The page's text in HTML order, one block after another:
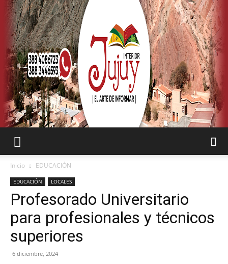
INTERIOR
Inicio EDUCACIÓN
EDUCACIÓN LOCALES
Profesorado Universitario
para profesionales y técnicos
superiores
6 diciembre, 2024